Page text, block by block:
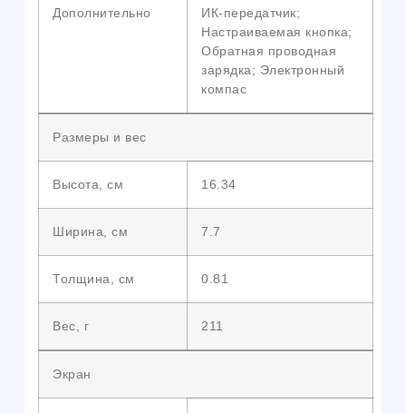
Дополнительно
ИК-передатчик;
Настраиваемая кнопка;
Обратная проводная
зарядка; Электронный
компас
Размеры и вес
Высота, см 16.34
Ширина, см 7.7
Толщина, см 0.81
Вес, г 211
Экран